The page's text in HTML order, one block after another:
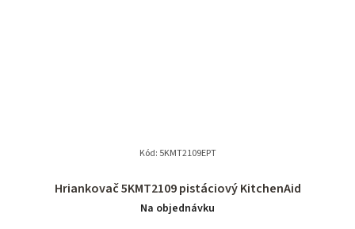
Hriankovač 5KMT2109 pistáciový KitchenAid
Na objednávku
Kód: 5KMT2109EPT